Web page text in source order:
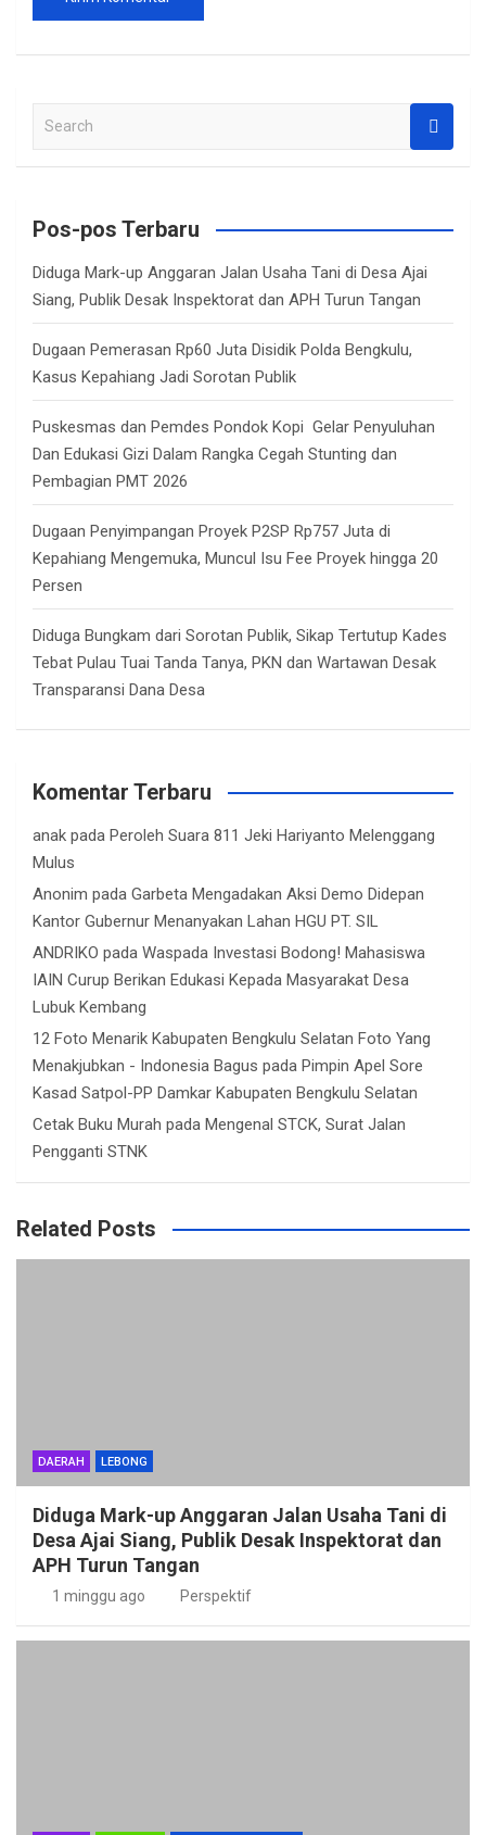
a
c
Pos-pos Terbaru
Diduga Mark-up Anggaran Jalan Usaha Tani di Desa Ajai
Siang, Publik Desak Inspektorat dan APH Turun Tangan
Dugaan Pemerasan Rp60 Juta Disidik Polda Bengkulu,
Kasus Kepahiang Jadi Sorotan Publik
Puskesmas dan Pemdes Pondok Kopi Gelar Penyuluhan
Dan Edukasi Gizi Dalam Rangka Cegah Stunting dan
Pembagian PMT 2026
Dugaan Penyimpangan Proyek P2SP Rp757 Juta di
Kepahiang Mengemuka, Muncul Isu Fee Proyek hingga 20
Persen
Diduga Bungkam dari Sorotan Publik, Sikap Tertutup Kades
Tebat Pulau Tuai Tanda Tanya, PKN dan Wartawan Desak
Transparansi Dana Desa
Komentar Terbaru
anak pada Peroleh Suara 811 Jeki Hariyanto Melenggang
Mulus
Anonim pada Garbeta Mengadakan Aksi Demo Didepan
Kantor Gubernur Menanyakan Lahan HGU PT. SIL
ANDRIKO pada Waspada Investasi Bodong! Mahasiswa
IAIN Curup Berikan Edukasi Kepada Masyarakat Desa
Lubuk Kembang
12 Foto Menarik Kabupaten Bengkulu Selatan Foto Yang
Menakjubkan - Indonesia Bagus pada Pimpin Apel Sore
Kasad Satpol-PP Damkar Kabupaten Bengkulu Selatan
Cetak Buku Murah pada Mengenal STCK, Surat Jalan
Pengganti STNK
Related Posts
DAERAH LEBONG
Diduga Mark-up Anggaran Jalan Usaha Tani di
Desa Ajai Siang, Publik Desak Inspektorat dan
APH Turun Tangan
1 minggu ago Perspektif